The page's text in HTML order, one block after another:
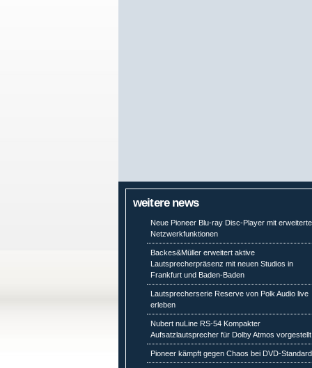
weitere news
Neue Pioneer Blu-ray Disc-Player mit
Netzwerkfunktionen
Backes&Müller erweitert aktive
Lautsprecherpräsenz mit neuen Studios in
Frankfurt und Baden-Baden
Lautsprecherserie Reserve von Polk Audio live
erleben
Nubert nuLine RS-54 Kompakter
Aufsatzlautsprecher für Dolby Atmos vorgestellt
Pioneer kämpft gegen Chaos bei DVD-